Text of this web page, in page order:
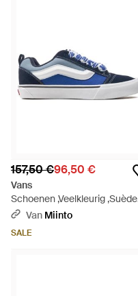
157,50 €96,50 €
Vans
Schoenen ,Veelkleurig ,Suède
Knu Skool Low-Profile
Van Miinto
SALE